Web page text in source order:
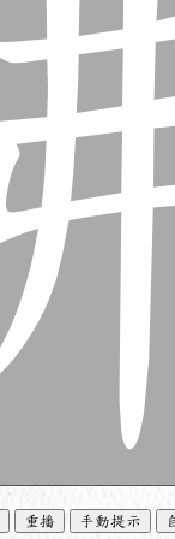
重播 手動提示